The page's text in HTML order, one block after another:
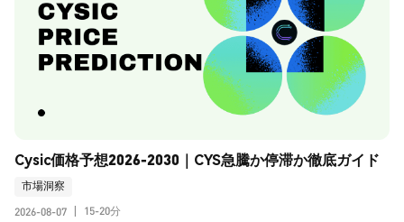
Cysic価格予想2026-2030｜CYS急騰か停滞か徹底ガイド
市場洞察
2026-08-07
15-20分